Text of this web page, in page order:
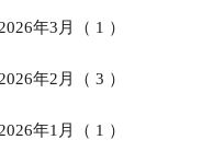
年3月（ 1 ）
年2月（ 3 ）
年1月（ 1 ）